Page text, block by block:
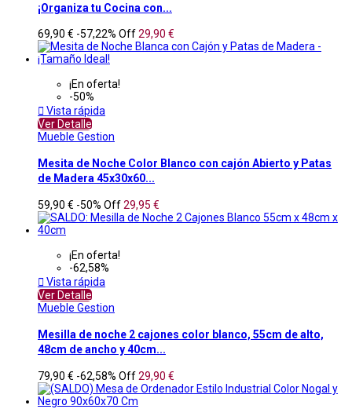
¡Organiza tu Cocina con...
69,90 € -57,22% Off29,90 €
¡En oferta!
-50%
 Vista rápida
Ver Detalle
Mueble Gestion
Mesita de Noche Color Blanco con cajón Abierto y Patas
de Madera 45x30x60...
59,90 € -50% Off29,95 €
¡En oferta!
-62,58%
 Vista rápida
Ver Detalle
Mueble Gestion
Mesilla de noche 2 cajones color blanco, 55cm de alto,
48cm de ancho y 40cm...
79,90 € -62,58% Off29,90 €